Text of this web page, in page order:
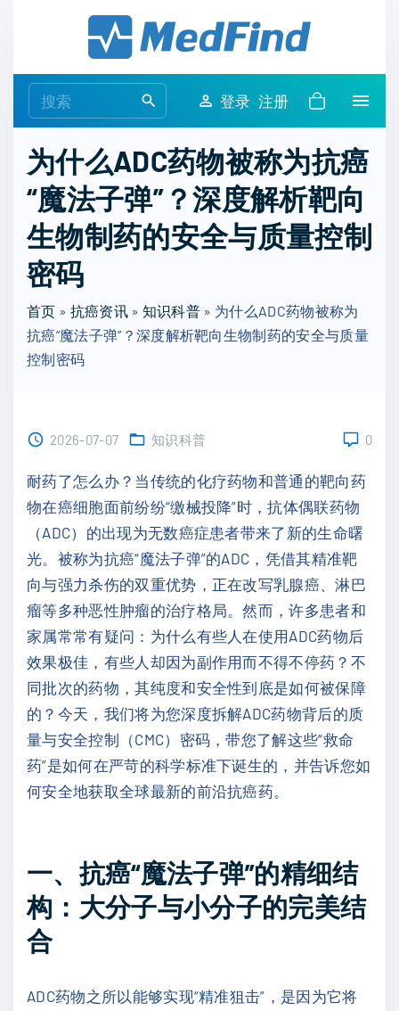
e
r
c
:
登录 注册
为什么ADC药物被称为抗癌
“魔法子弹”？深度解析靶向
生物制药的安全与质量控制
密码
首页 » 抗癌资讯» 知识科普 » 为什么ADC药物被称为
抗癌“魔法子弹”？深度解析靶向生物制药的安全与质量
控制密码
2026-07-07 知识科普 0
耐药了怎么办？当传统的化疗药物和普通的靶向药
物在癌细胞面前纷纷“缴械投降”时，抗体偶联药物
（ADC）的出现为无数癌症患者带来了新的生命曙
光。被称为抗癌“魔法子弹”的ADC，凭借其精准靶
向与强力杀伤的双重优势，正在改写乳腺癌、淋巴
瘤等多种恶性肿瘤的治疗格局。然而，许多患者和
家属常常有疑问：为什么有些人在使用ADC药物后
效果极佳，有些人却因为副作用而不得不停药？不
同批次的药物，其纯度和安全性到底是如何被保障
的？今天，我们将为您深度拆解ADC药物背后的质
量与安全控制（CMC）密码，带您了解这些“救命
药”是如何在严苛的科学标准下诞生的，并告诉您如
何安全地获取全球最新的前沿抗癌药。
一、抗癌“魔法子弹”的精细结
构：大分子与小分子的完美结
合
ADC药物之所以能够实现“精准狙击”，是因为它将